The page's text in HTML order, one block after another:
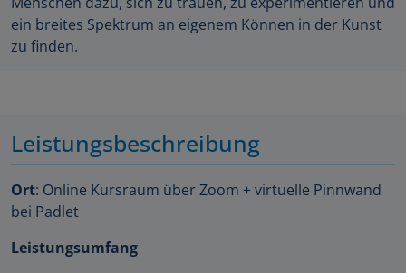
ein breites Spektrum an eigenem Können in der Kunst
zu finden.
Leistungsbeschreibung
Ort: Online Kursraum über Zoom + virtuelle Pinnwand
bei Padlet
Leistungsumfang